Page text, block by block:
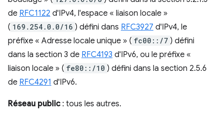
de RFC1122 d'IPv4, l'espace « liaison locale »
( 169.254.0.0/16 ) défini dans RFC3927 d'IPv4, le
préfixe « Adresse locale unique » ( fc00::/7 ) défini
dans la section 3 de RFC4193 d'IPv6, ou le préfixe «
liaison locale » ( fe80::/10 ) défini dans la section 2.5.6
de RFC4291 d'IPv6.
Réseau public: tous les autres.